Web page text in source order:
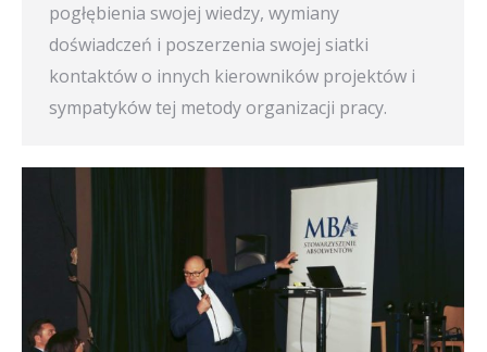
pogłębienia swojej wiedzy, wymiany
doświadczeń i poszerzenia swojej siatki
kontaktów o innych kierowników projektów i
sympatyków tej metody organizacji pracy.